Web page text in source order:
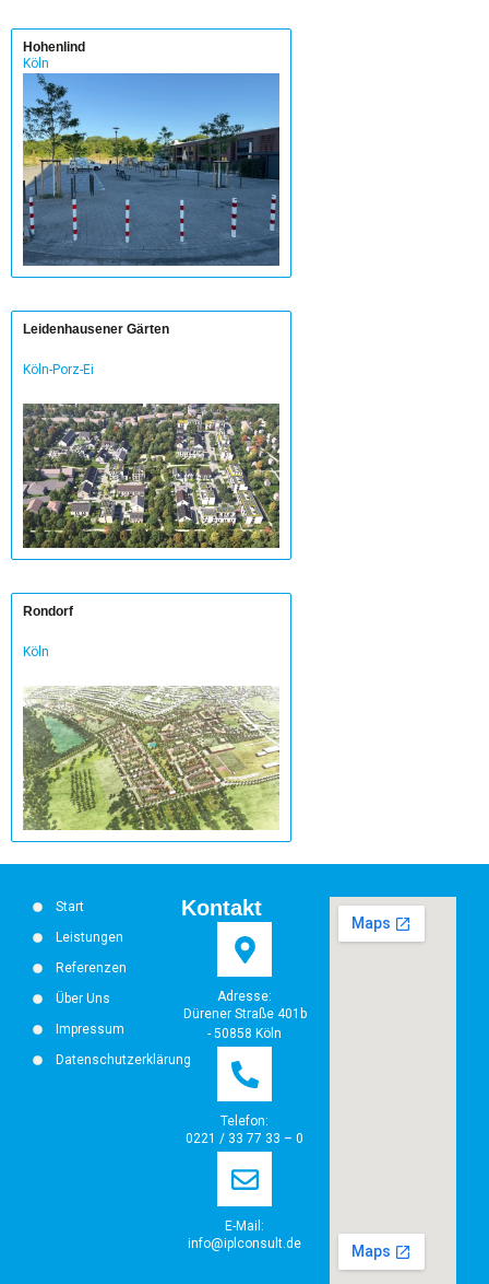
Hohenlind
Köln
Leidenhausener Gärten
Köln-Porz-Ei
Rondorf
Köln
Start
Leistungen
Referenzen
Über Uns
Impressum
Datenschutzerklärung
Kontakt
Adresse:
Dürener Straße 401b
- 50858 Köln
Telefon:
0221 / 33 77 33 – 0
E-Mail:
info@iplconsult.de